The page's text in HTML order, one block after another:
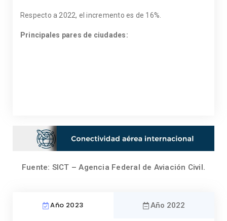
Respecto a 2022, el incremento es de 16%.
Principales pares de ciudades:
Fuente: SICT – Agencia Federal de Aviación Civil.
Año 2023 Año 2022